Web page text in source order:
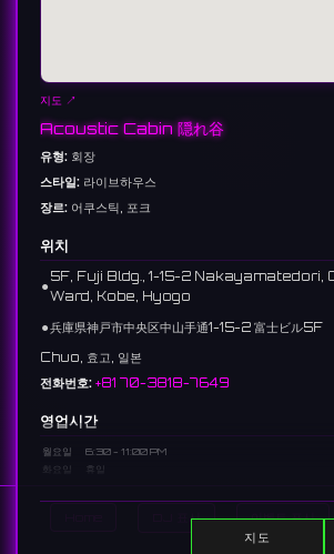
DJ 표시 이벤트 표시
지도 ↗
Acoustic Cabin 隠れ谷
유형: 회장
스타일: 라이브하우스
장르: 어쿠스틱, 포크
위치
⚫︎
5F, Fuji Bldg., 1-15-2 Nakayamatedori,
Ward, Kobe, Hyogo
⚫︎兵庫県神戸市中央区中山手通1-15-2 富士ビル5F
Chuo, 효고, 일본
전화번호: +81 70-3818-7649
영업시간
월요일
6:30 - 11:00 PM
화요일
휴일
목요일
6:30 - 11:00 PM
지도